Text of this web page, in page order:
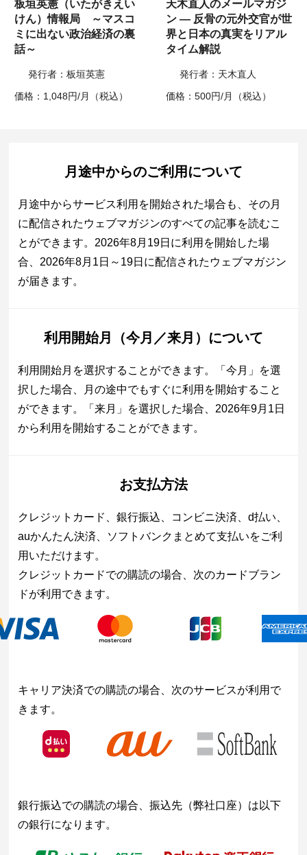
板垣英憲（いたがきえい
けん）情報局 ～マスコ
ミに出ない政治経済の裏
話～
発行者：板垣英憲
価格：1,048円/月（税込）
天木直人のメールマガジ
ン ― 反骨の元外交官が世
界と日本の真実をリアル
タイム解説
発行者：天木直人
価格：500円/月（税込）
月途中からのご利用について
月途中からサービス利用を開始された場合も、その月
に配信されたウェブマガジンのすべての記事を読むこ
とができます。2026年8月19日に利用を開始した場
合、2026年8月1日～19日に配信されたウェブマガジン
が届きます。
利用開始月（今月／来月）について
利用開始月を選択することができます。「今月」を選
択した場合、月の途中でもすぐに利用を開始すること
ができます。「来月」を選択した場合、2026年9月1日
から利用を開始することができます。
お支払方法
クレジットカード、銀行振込、コンビニ決済、d払い、
auかんたん決済、ソフトバンクまとめて支払いをご利
用いただけます。
クレジットカードでの購読の場合、次のカードブラン
ドが利用できます。
キャリア決済での購読の場合、次のサービスが利用で
きます。
銀行振込での購読の場合、振込先（弊社口座）は以下
の銀行になります。